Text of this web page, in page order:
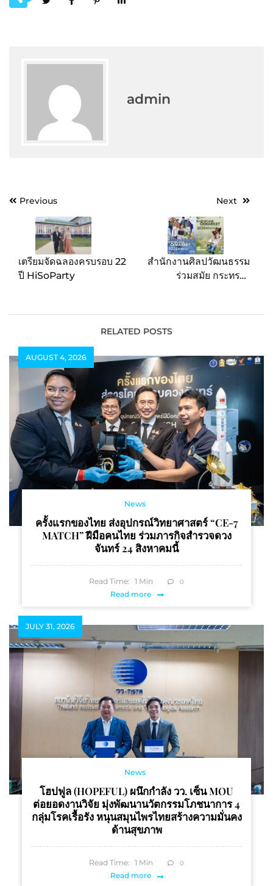
admin
PostPrevious
เตรียมจัดฉลองครบรอบ 22
ปี HiSoParty
Next
สำนักงานศิลปวัฒนธรรม
ร่วมสมัย กระทรวง
CANVAS: SHOWCASE
& MARKET 2025 ต่อยอด
RELATED POSTS
AUGUST 4, 2026
News
ครั้งแรกของไทย ส่งอุปกรณ์วิทยาศาสตร์ “CE-7
MATCH” ฝีมือคนไทย ร่วมภารกิจสำรวจดวง
จันทร์ 24 สิงหาคมนี้
Read Time: 1 Min 0
Read more
JULY 31, 2026
News
โฮปฟูล (HOPEFUL) ผนึกกำลัง วว. เซ็น MOU
ต่อยอดงานวิจัย มุ่งพัฒนานวัตกรรมโภชนาการ 4
กลุ่มโรคเรื้อรัง หนุนสมุนไพรไทยสร้างความมั่นคง
ด้านสุขภาพ
Read Time: 1 Min 0
Read more